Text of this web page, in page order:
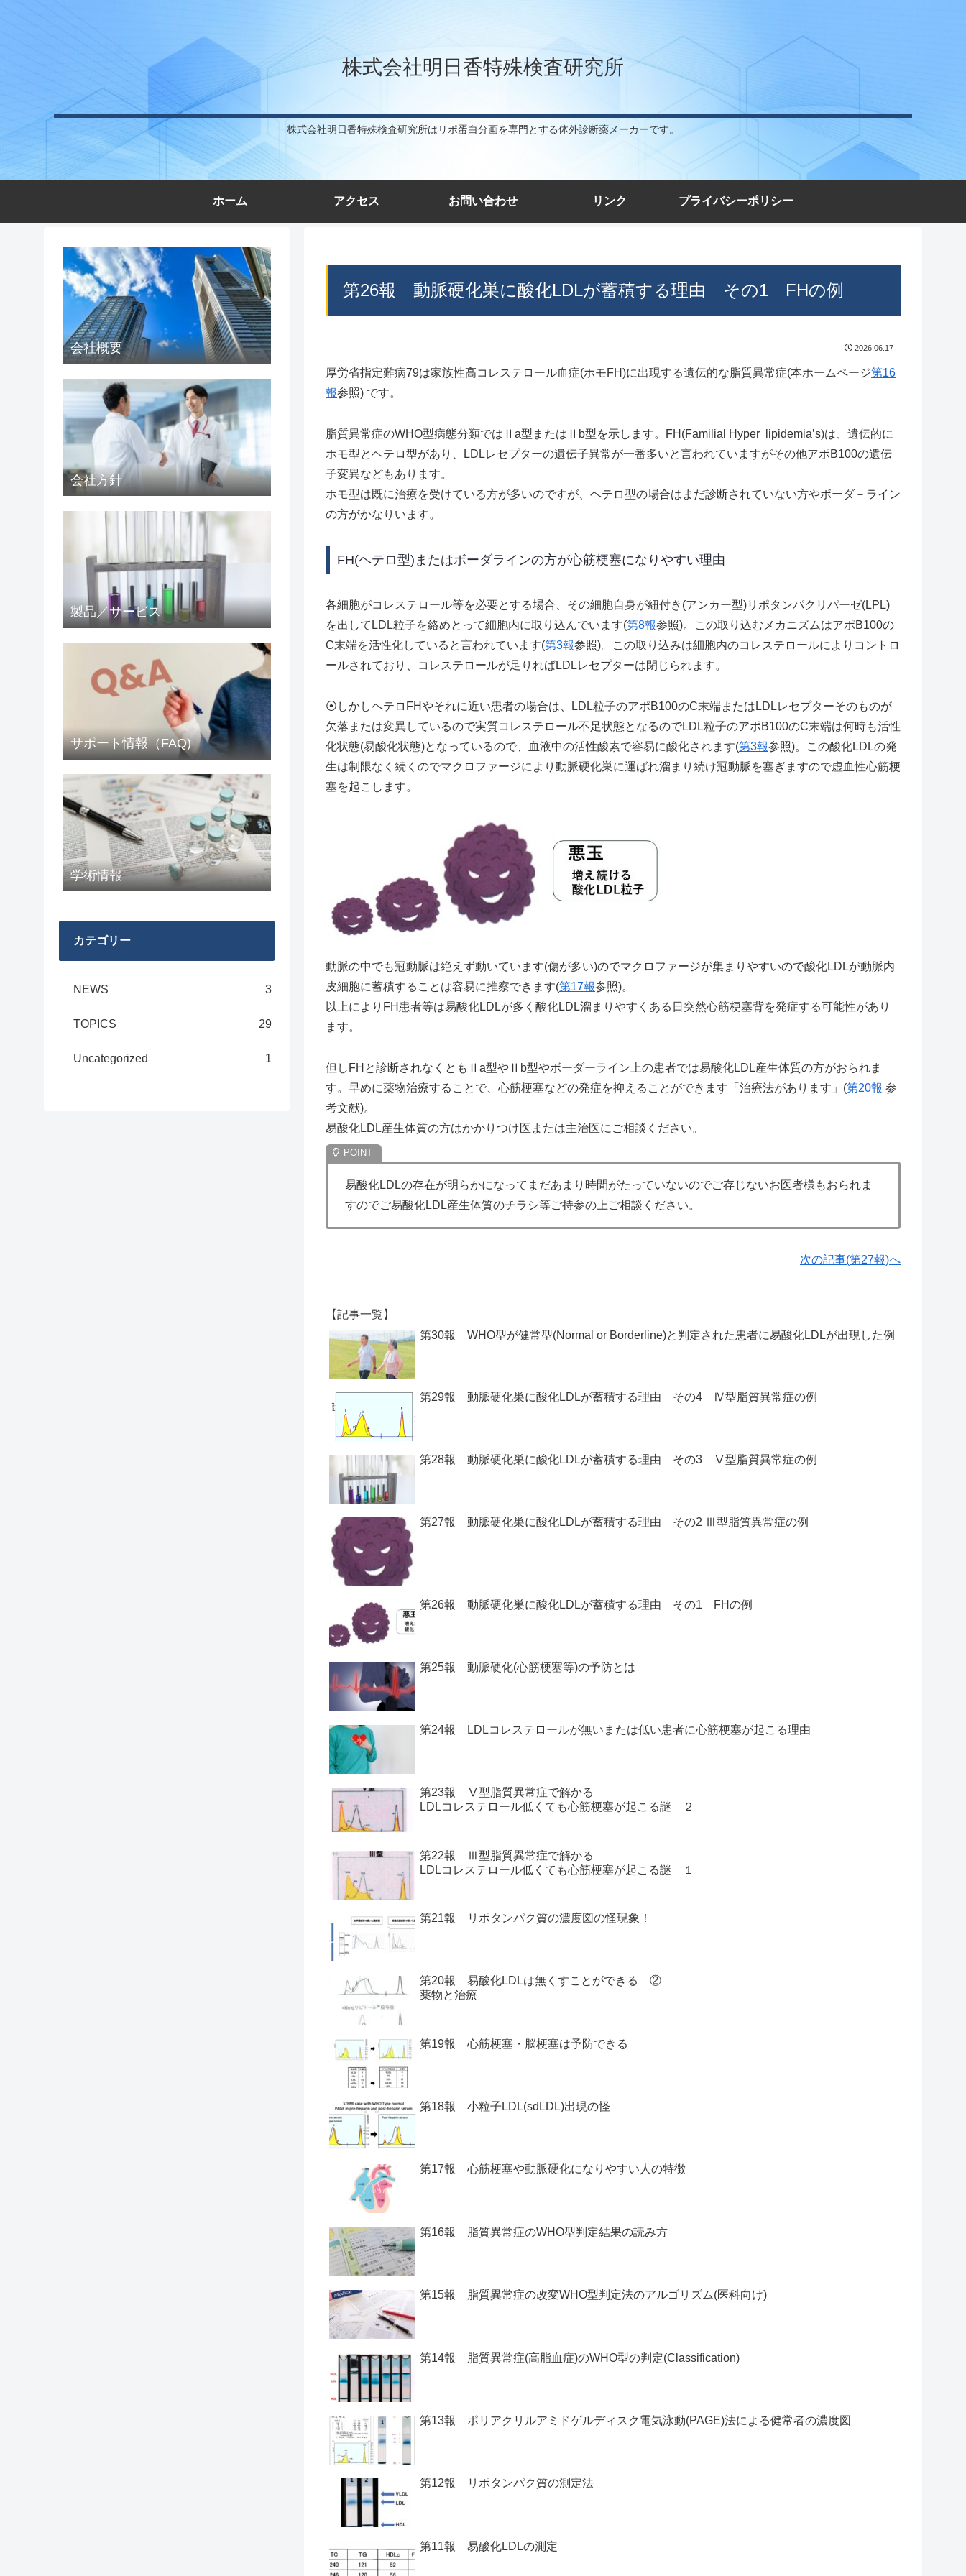
株式会社明日香特殊検査研究所
株式会社明日香特殊検査研究所はリポ蛋白分画を専門とする体外診断薬メーカーです。
ホーム アクセス お問い合わせ リンク プライバシーポリシー
第26報 動脈硬化巣に酸化LDLが蓄積する理由 その1 FHの例
2026.06.17
厚労省指定難病79は家族性高コレステロール血症(ホモFH)に出現する遺伝的な脂質異常症(本ホームページ第16
報参照) です。
脂質異常症のWHO型病態分類ではⅡa型またはⅡb型を示します。FH(Familial Hyper lipidemia’s)は、遺伝的に
ホモ型とヘテロ型があり、LDLレセプターの遺伝子異常が一番多いと言われていますがその他アポB100の遺伝
子変異などもあります。
ホモ型は既に治療を受けている方が多いのですが、ヘテロ型の場合はまだ診断されていない方やボーダ－ライン
の方がかなりいます。
FH(ヘテロ型)またはボーダラインの方が心筋梗塞になりやすい理由
各細胞がコレステロール等を必要とする場合、その細胞自身が紐付き(アンカー型)リポタンパクリパーゼ(LPL)
を出してLDL粒子を絡めとって細胞内に取り込んでいます(第8報参照)。この取り込むメカニズムはアポB100の
C末端を活性化していると言われています(第3報参照)。この取り込みは細胞内のコレステロールによりコントロ
ールされており、コレステロールが足りればLDLレセプターは閉じられます。
⦿しかしヘテロFHやそれに近い患者の場合は、LDL粒子のアポB100のC末端またはLDLレセプターそのものが
欠落または変異しているので実質コレステロール不足状態となるのでLDL粒子のアポB100のC末端は何時も活性
化状態(易酸化状態)となっているので、血液中の活性酸素で容易に酸化されます(第3報参照)。この酸化LDLの発
生は制限なく続くのでマクロファージにより動脈硬化巣に運ばれ溜まり続け冠動脈を塞ぎますので虚血性心筋梗
塞を起こします。
動脈の中でも冠動脈は絶えず動いています(傷が多い)のでマクロファージが集まりやすいので酸化LDLが動脈内
皮細胞に蓄積することは容易に推察できます(第17報参照)。
以上によりFH患者等は易酸化LDLが多く酸化LDL溜まりやすくある日突然心筋梗塞背を発症する可能性があり
ます。
但しFHと診断されなくともⅡa型やⅡb型やボーダーライン上の患者では易酸化LDL産生体質の方がおられま
す。早めに薬物治療することで、心筋梗塞などの発症を抑えることができます「治療法があります」(第20報 参
考文献)。
易酸化LDL産生体質の方はかかりつけ医または主治医にご相談ください。
易酸化LDLの存在が明らかになってまだあまり時間がたっていないのでご存じないお医者様もおられま
すのでご易酸化LDL産生体質のチラシ等ご持参の上ご相談ください。
次の記事(第27報)へ
【記事一覧】
第30報 WHO型が健常型(Normal or Borderline)と判定された患者に易酸化LDLが出現した例
第29報 動脈硬化巣に酸化LDLが蓄積する理由 その4 Ⅳ型脂質異常症の例
第28報 動脈硬化巣に酸化LDLが蓄積する理由 その3 Ⅴ型脂質異常症の例
第27報 動脈硬化巣に酸化LDLが蓄積する理由 その2 Ⅲ型脂質異常症の例
第26報 動脈硬化巣に酸化LDLが蓄積する理由 その1 FHの例
第25報 動脈硬化(心筋梗塞等)の予防とは
第24報 LDLコレステロールが無いまたは低い患者に心筋梗塞が起こる理由
第23報 Ⅴ型脂質異常症で解かる
LDLコレステロール低くても心筋梗塞が起こる謎 ２
第22報 Ⅲ型脂質異常症で解かる
LDLコレステロール低くても心筋梗塞が起こる謎 １
第21報 リポタンパク質の濃度図の怪現象！
第20報 易酸化LDLは無くすことができる ②
薬物と治療
第19報 心筋梗塞・脳梗塞は予防できる
第18報 小粒子LDL(sdLDL)出現の怪
第17報 心筋梗塞や動脈硬化になりやすい人の特徴
第16報 脂質異常症のWHO型判定結果の読み方
第15報 脂質異常症の改変WHO型判定法のアルゴリズム(医科向け)
第14報 脂質異常症(高脂血症)のWHO型の判定(Classification)
第13報 ポリアクリルアミドゲルディスク電気泳動(PAGE)法による健常者の濃度図
第12報 リポタンパク質の測定法
第11報 易酸化LDLの測定
会社概要
会社方針
製品／サービス
サポート情報（FAQ)
学術情報
カテゴリー
NEWS 3
TOPICS 29
Uncategorized 1